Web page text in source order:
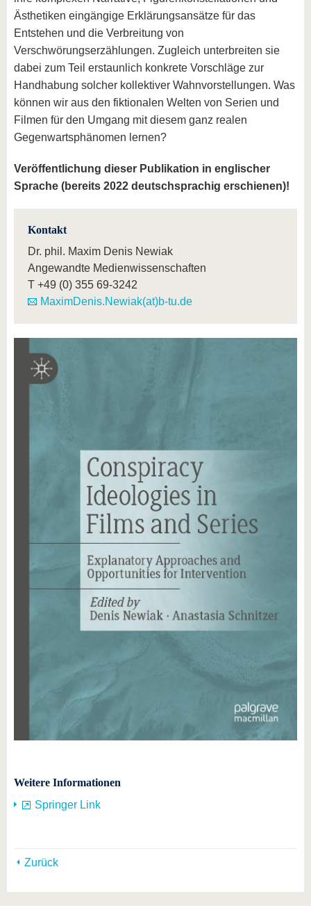
Ästhetiken eingängige Erklärungsansätze für das
Entstehen und die Verbreitung von
Verschwörungserzählungen. Zugleich unterbreiten sie
dabei zum Teil erstaunlich konkrete Vorschläge zur
Handhabung solcher kollektiver Wahnvorstellungen. Was
können wir aus den fiktionalen Welten von Serien und
Filmen für den Umgang mit diesem ganz realen
Gegenwartsphänomen lernen?
Veröffentlichung dieser Publikation in englischer
Sprache (bereits 2022 deutschsprachig erschienen)!
Kontakt
Dr. phil. Maxim Denis Newiak
Angewandte Medienwissenschaften
T +49 (0) 355 69-3242
MaximDenis.Newiak(at)b-tu.de
Weitere Informationen
Springer Link
Zurück